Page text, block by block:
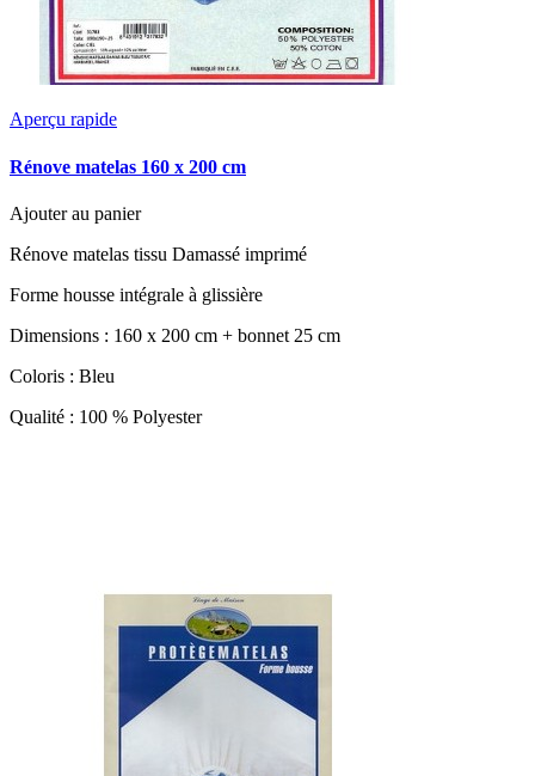
Aperçu rapide
Rénove matelas 160 x 200 cm
Ajouter au panier
Rénove matelas tissu Damassé imprimé
Forme housse intégrale à glissière
Dimensions : 160 x 200 cm + bonnet 25 cm
Coloris : Bleu
Qualité : 100 % Polyester